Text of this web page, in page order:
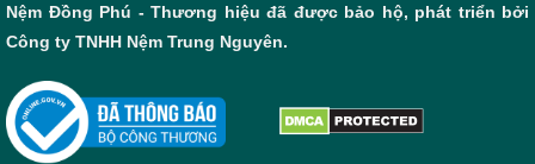
Nệm Đồng Phú - Thương hiệu đã được bảo hộ, phát triển bởi
Công ty TNHH Nệm Trung Nguyên.